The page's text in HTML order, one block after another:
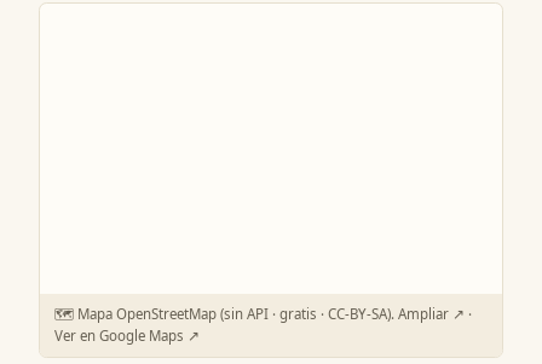
🗺️ Mapa OpenStreetMap (sin API · gratis · CC-BY-SA). Ampliar ↗ ·
Ver en Google Maps ↗